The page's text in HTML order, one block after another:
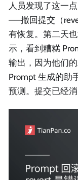
人员发现了这一
——撤回提交（
有恢复。第二天
示，看到糟糕
输出，因为他们
Prompt 生成的助
预测。提交已经